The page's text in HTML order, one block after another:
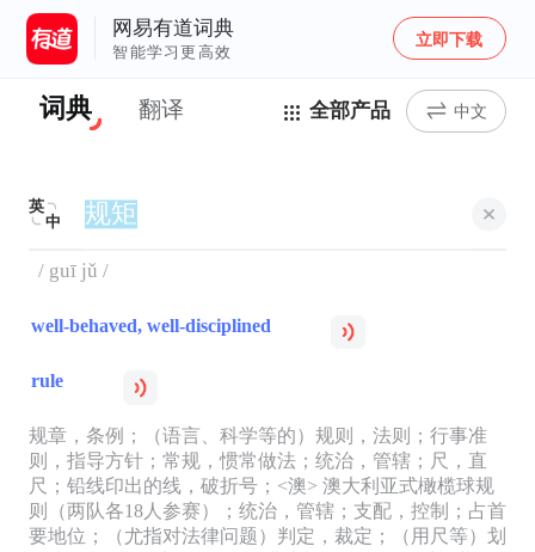
网易有道词典
智能学习更高效
立即下载
词典 翻译 全部产品 中文
英
中
/ guī jǔ /
well-behaved, well-disciplined
rule
规章，条例；（语言、科学等的）规则，法则；行事准
则，指导方针；常规，惯常做法；统治，管辖；尺，直
尺；铅线印出的线，破折号；<澳> 澳大利亚式橄榄球规
则（两队各18人参赛）；统治，管辖；支配，控制；占首
要地位；（尤指对法律问题）判定，裁定；（用尺等）划